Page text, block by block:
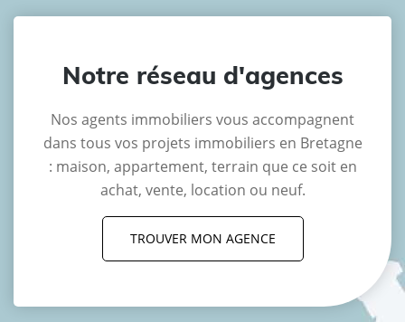
Notre réseau d'agences
Nos agents immobiliers vous accompagnent
dans tous vos projets immobiliers en Bretagne
: maison, appartement, terrain que ce soit en
achat, vente, location ou neuf.
TROUVER MON AGENCE